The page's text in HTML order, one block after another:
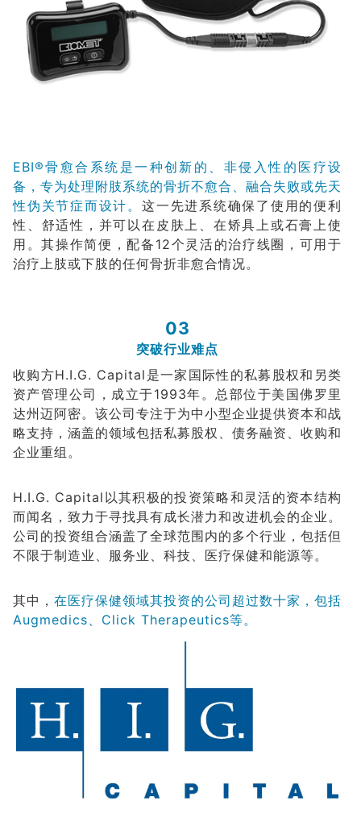
EBI®骨愈合系统是一种创新的、非侵入性的医疗设
备，专为处理附肢系统的骨折不愈合、融合失败或先天
性伪关节症而设计。 这一先进系统确保了使用的便利
性、舒适性，并可以在皮肤上、在矫具上或石膏上使
用。其操作简便，配备12个灵活的治疗线圈，可用于
治疗上肢或下肢的任何骨折非愈合情况。
03
突破行业难点
收购方H.I.G. Capital是一家国际性的私募股权和另类
资产管理公司，成立于1993年。总部位于美国佛罗里
达州迈阿密。该公司专注于为中小型企业提供资本和战
略支持，涵盖的领域包括私募股权、债务融资、收购和
企业重组。
H.I.G. Capital以其积极的投资策略和灵活的资本结构
而闻名，致力于寻找具有成长潜力和改进机会的企业。
公司的投资组合涵盖了全球范围内的多个行业，包括但
不限于制造业、服务业、科技、医疗保健和能源等。
其中， 在医疗保健领域其投资的公司超过数十家，包括
Augmedics、Click Therapeutics等。